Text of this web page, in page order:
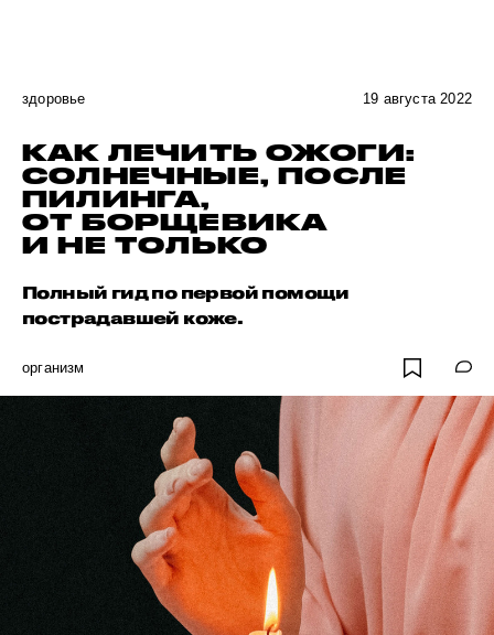
здоровье 19 августа 2022
КАК ЛЕЧИТЬ ОЖОГИ:
СОЛНЕЧНЫЕ, ПОСЛЕ
ПИЛИНГА,
ОТ БОРЩЕВИКА
И НЕ ТОЛЬКО
Полный гид по первой помощи
пострадавшей коже.
организм